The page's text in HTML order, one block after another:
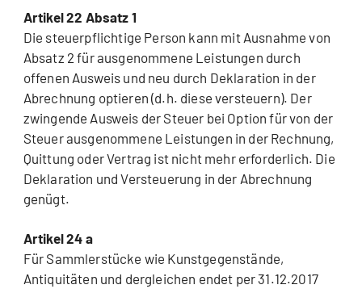
Artikel 22 Absatz 1
Die steuerpflichtige Person kann mit Ausnahme von
Absatz 2 für ausgenommene Leistungen durch
offenen Ausweis und neu durch Deklaration in der
Abrechnung optieren (d.h. diese versteuern). Der
zwingende Ausweis der Steuer bei Option für von der
Steuer ausgenommene Leistungen in der Rechnung,
Quittung oder Vertrag ist nicht mehr erforderlich. Die
Deklaration und Versteuerung in der Abrechnung
genügt.
Artikel 24 a
Für Sammlerstücke wie Kunstgegenstände,
Antiquitäten und dergleichen endet per 31.12.2017